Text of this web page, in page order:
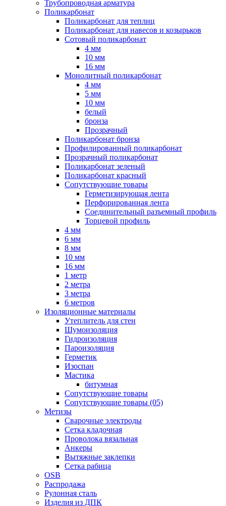
Трубопроводная арматура
Поликарбонат
Поликарбонат для теплиц
Поликарбонат для навесов и козырьков
Сотовый поликарбонат
4 мм
10 мм
16 мм
Монолитный поликарбонат
4 мм
5 мм
10 мм
белый
бронза
Прозрачный
Поликарбонат бронза
Профилированный поликарбонат
Прозрачный поликарбонат
Поликарбонат зеленый
Поликарбонат красный
Сопутствующие товары
Герметизирующая лента
Перфорированная лента
Соединительный разъемный профиль
Торцевой профиль
4 мм
6 мм
8 мм
10 мм
16 мм
1 метр
2 метра
3 метра
6 метров
Изоляционные материалы
Утеплитель для стен
Шумоизоляция
Гидроизоляция
Пароизоляция
Герметик
Изоспан
Мастика
битумная
Сопутствующие товары
Сопутствующие товары (05)
Метизы
Сварочные электроды
Сетка кладочная
Проволока вязальная
Анкеры
Вытяжные заклепки
Сетка рабица
OSB
Распродажа
Рулонная сталь
Изделия из ДПК